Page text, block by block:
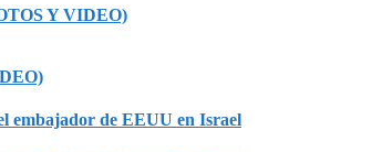
Y VIDEO)
embajador de EEUU en Israel